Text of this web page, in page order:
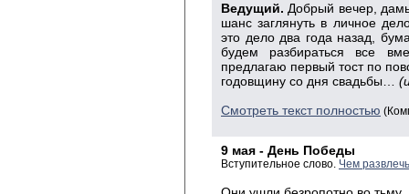
Ведущий. Добрый вечер,
шанс заглянуть в личное
это дело два года назад,
будем разбираться все
предлагаю первый тост по
годовщину со дня свадьбы…
Смотреть текст полностью
9 мая - День Победы
Вступительное слово. Чем